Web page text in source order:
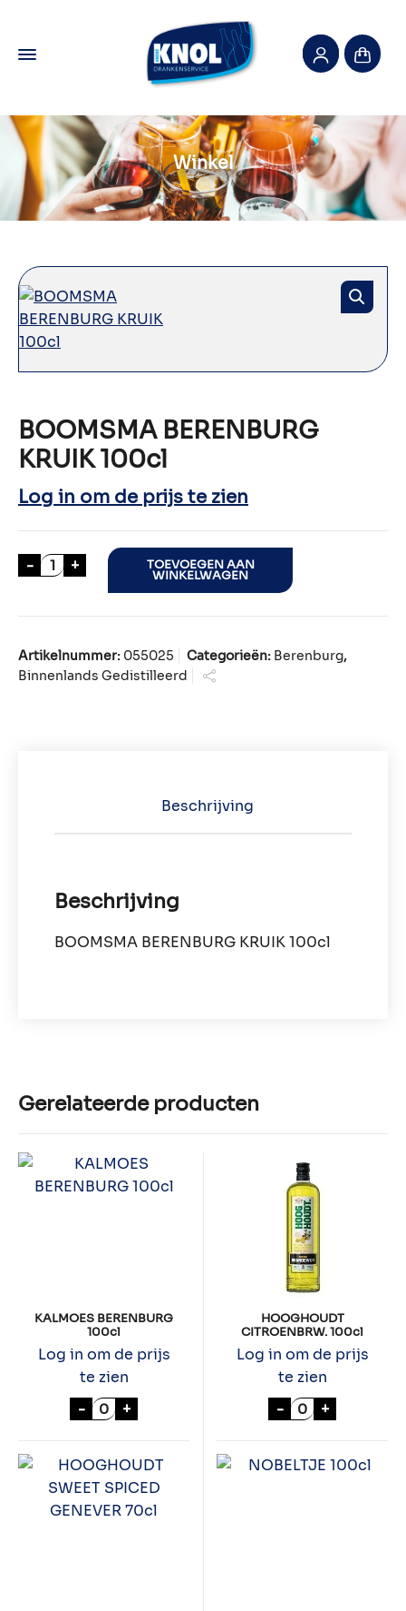
Winkel
BOOMSMA BERENBURG
KRUIK 100cl
Log in om de prijs te zien
- BOOMSMA BERENBURG KRUIK 100cl aantal
+ TOEVOEGEN AAN
WINKELWAGEN
Artikelnummer: 055025 Categorieën: Berenburg,
Binnenlands Gedistilleerd
Beschrijving
Beschrijving
BOOMSMA BERENBURG KRUIK 100cl
Gerelateerde producten
KALMOES BERENBURG
100cl
Log in om de prijs
te zien
- KALMOES BERENBURG 100cl aantal
+
HOOGHOUDT
CITROENBRW. 100cl
Log in om de prijs
te zien
- HOOGHOUDT
+